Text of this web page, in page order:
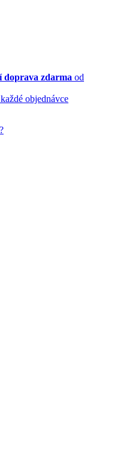
doprava zdarma od
objednávce